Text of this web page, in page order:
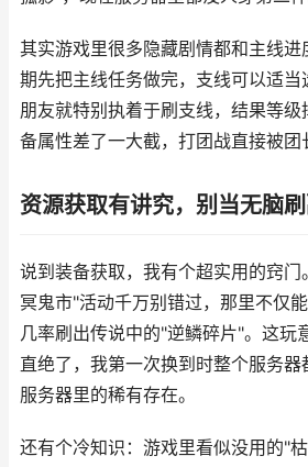
其实游戏里很多隐藏剧情都和主线
期先把主线任务做完，支线可以适
朋友就特别执着于刷支线，结果等
备属性差了一大截，打团战直接被团
资源获取有讲究，别当无脑
说到装备获取，我有个超实用的窍
冥鬼市"活动千万别错过，那里不仅
几率刷出传说中的"逆鳞碎片"。这玩
直绝了，我第一次换到时整个服务
服务器里的稀有存在。
还有个冷知识：游戏里看似没用的"